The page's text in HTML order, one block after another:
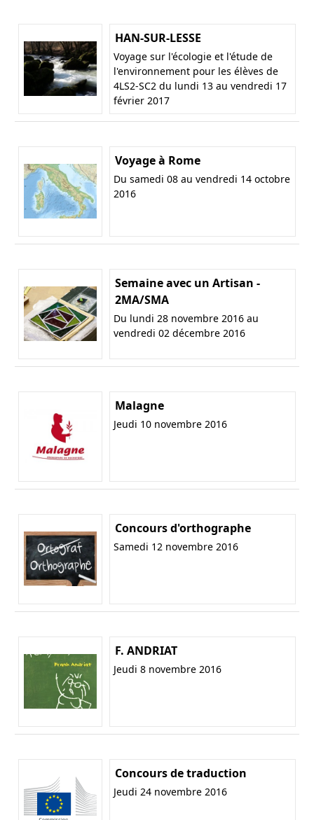
HAN-SUR-LESSE
Voyage sur l'écologie et l'étude de
l'environnement pour les élèves de
4LS2-SC2 du lundi 13 au vendredi 17
février 2017
Voyage à Rome
Du samedi 08 au vendredi 14 octobre
2016
Semaine avec un Artisan -
2MA/SMA
Du lundi 28 novembre 2016 au
vendredi 02 décembre 2016
Malagne
Jeudi 10 novembre 2016
Concours d'orthographe
Samedi 12 novembre 2016
F. ANDRIAT
Jeudi 8 novembre 2016
Concours de traduction
Jeudi 24 novembre 2016